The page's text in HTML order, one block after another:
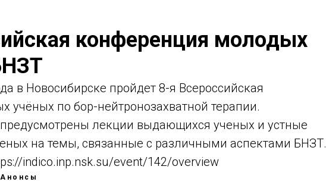
конференция молодых
в Новосибирске пройдет 8-я Всероссийская
учёных по бор-нейтронозахватной терапии.
лекции выдающихся ученых и устные
на темы, связанные с различными аспектами БНЗТ.
indico.inp.nsk.su/event/142/overview
Анонсы